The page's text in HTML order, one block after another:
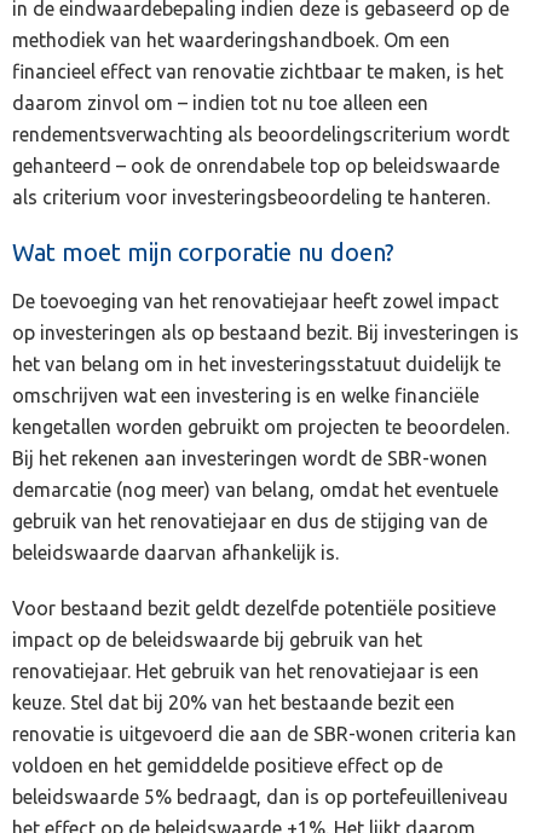
in de eindwaardebepaling indien deze is gebaseerd op de
methodiek van het waarderingshandboek. Om een
financieel effect van renovatie zichtbaar te maken, is het
daarom zinvol om – indien tot nu toe alleen een
rendementsverwachting als beoordelingscriterium wordt
gehanteerd – ook de onrendabele top op beleidswaarde
als criterium voor investeringsbeoordeling te hanteren.
Wat moet mijn corporatie nu doen?
De toevoeging van het renovatiejaar heeft zowel impact
op investeringen als op bestaand bezit. Bij investeringen is
het van belang om in het investeringsstatuut duidelijk te
omschrijven wat een investering is en welke financiële
kengetallen worden gebruikt om projecten te beoordelen.
Bij het rekenen aan investeringen wordt de SBR-wonen
demarcatie (nog meer) van belang, omdat het eventuele
gebruik van het renovatiejaar en dus de stijging van de
beleidswaarde daarvan afhankelijk is.
Voor bestaand bezit geldt dezelfde potentiële positieve
impact op de beleidswaarde bij gebruik van het
renovatiejaar. Het gebruik van het renovatiejaar is een
keuze. Stel dat bij 20% van het bestaande bezit een
renovatie is uitgevoerd die aan de SBR-wonen criteria kan
voldoen en het gemiddelde positieve effect op de
beleidswaarde 5% bedraagt, dan is op portefeuilleniveau
het effect op de beleidswaarde +1%. Het lijkt daarom